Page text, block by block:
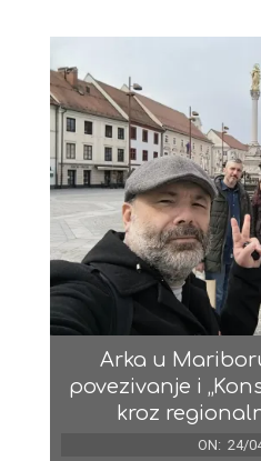
Arka u
povezivanje i
kroz
ON: 24/